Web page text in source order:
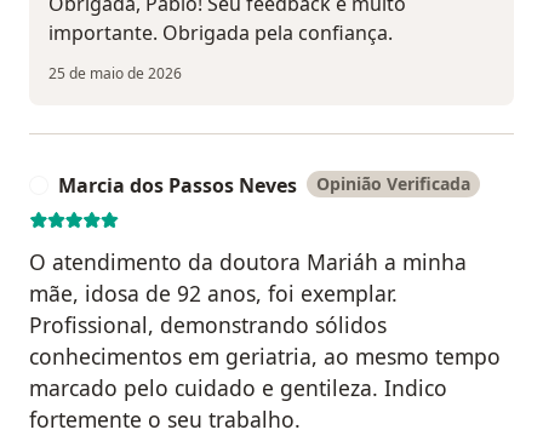
importante. Obrigada pela confiança.
25 de maio de 2026
Marcia dos Passos Neves Opinião Verificada
O atendimento da doutora Mariáh a minha
mãe, idosa de 92 anos, foi exemplar.
Profissional, demonstrando sólidos
conhecimentos em geriatria, ao mesmo tempo
marcado pelo cuidado e gentileza. Indico
fortemente o seu trabalho.